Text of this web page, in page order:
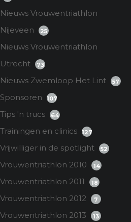
Nieuws Vrouwentriathlon
Nijeveen
25
Nieuws Vrouwentriathlon
Utrecht
73
Nieuws Zwemloop Het Lint 57
Sponsoren 107
Tips 'n trucs 64
Trainingen en clinics 127
Vrijwilliger in de spotlight 52
Vrouwentriathlon 2010 14
Vrouwentriathlon 2011 18
Vrouwentriathlon 2012 7
Vrouwentriathlon 2013 13